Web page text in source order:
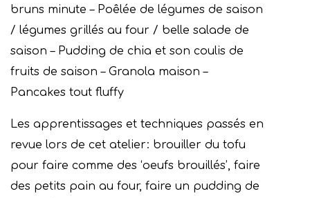
bruns minute – Poêlée de légumes de saison
/ légumes grillés au four / belle salade de
saison – Pudding de chia et son coulis de
fruits de saison – Granola maison –
Pancakes tout fluffy
Les apprentissages et techniques passés en
revue lors de cet atelier: brouiller du tofu
pour faire comme des ‘oeufs brouillés’, faire
des petits pain au four, faire un pudding de